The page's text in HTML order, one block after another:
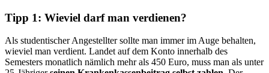
Tipp 1: Wieviel darf man verdienen?
Als studentischer Angestellter sollte man immer im Auge behalten,
wieviel man verdient. Landet auf dem Konto innerhalb des
Semesters monatlich nämlich mehr als 450 Euro, muss man als unter